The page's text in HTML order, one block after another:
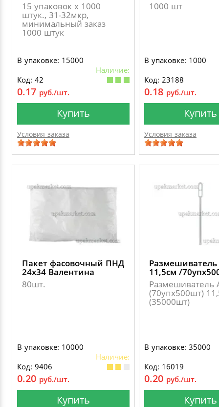
15 упаковок х 1000
штук., 31-32мкр,
минимальный заказ
1000 штук
В упаковке: 15000
Наличие:
Код: 42
0.17 руб./шт.
Купить
Условия заказа
1000 шт
В упаковке: 1000
Код: 23188
0.18 руб./шт.
Купить
Условия заказа
Пакет фасовочный ПНД
24х34 Валентина
80шт.
В упаковке: 10000
Наличие:
Код: 9406
0.20 руб./шт.
Купить
11,5см /
Размешиватель
(70упх500шт)
(35000шт)
В упаковке: 35000
Код: 16019
0.20 руб./шт.
Купить